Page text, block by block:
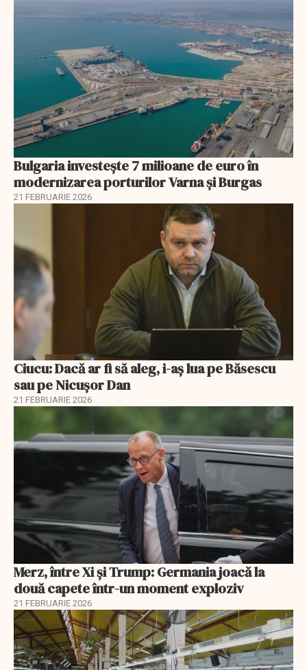
Bulgaria investește 7 milioane de euro în
modernizarea porturilor Varna și Burgas
21 FEBRUARIE 2026
Ciucu: Dacă ar fi să aleg, i-aș lua pe Băsescu
sau pe Nicușor Dan
21 FEBRUARIE 2026
Merz, între Xi și Trump: Germania joacă la
două capete într-un moment exploziv
21 FEBRUARIE 2026